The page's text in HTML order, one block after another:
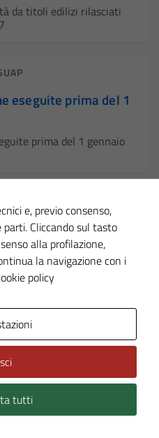
da titoli edilizi rilasciati
eseguite prima del 1
prima del 1 gennaio
di ballo
di agibilità – SCA
– SCA
e, previo consenso,
Cliccando sul tasto
alla profilazione,
la navigazione con i
policy
tutti